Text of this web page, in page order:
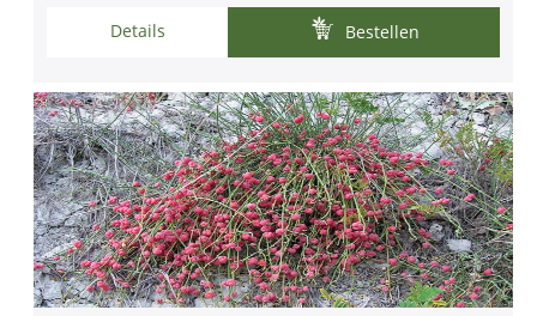
Details Bestellen